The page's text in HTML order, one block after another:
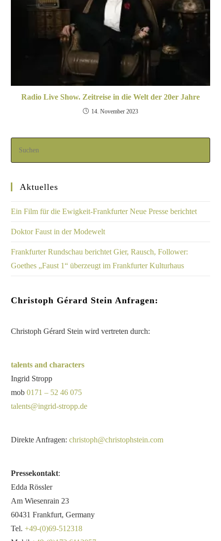
Radio Live Show. Zeitreise in die Welt der 20er Jahre
14. November 2023
Aktuelles
Ein Film für die Ewigkeit-Frankfurter Neue Presse berichtet
Doktor Faust in der Modewelt
Frankfurter Rundschau berichtet Gier, Rausch, Follower:
Goethes „Faust 1“ überzeugt im Frankfurter Kulturhaus
Christoph Gérard Stein Anfragen:
Christoph Gérard Stein wird vertreten durch:
talents and characters
Ingrid Stropp
mob0171 – 52 46 075
talents@ingrid-stropp.de
Direkte Anfragen:christoph@christophstein.com
Pressekontakt:
Edda Rössler
Am Wiesenrain 23
60431 Frankfurt, Germany
Tel.+49-(0)69-512318